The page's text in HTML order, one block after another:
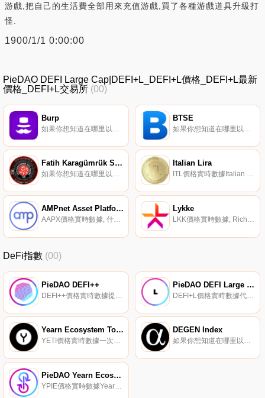
游戲,把自己的生活費全部用來充值游戲,買了各種游戲道具升級打
怪.
1900/1/1 0:00:00
PieDAO DEFI Large Cap|DEFI+L_DEFI+L價格_DEFI+L最新
價格_DEFI+L交易所 (00)
Burp BTSE
Fatih Karagümrük SK Fan Token
如果你想知道在哪里以當前價格購買Fatih Karagümrük SK Fan Token,目前交易{Fatih Karagümrük SK Fan Token]股票的頂級加密貨幣交易所是比特幣TR。您可以在我們的加密貨幣交易所頁面上找到其他列表.
Italian Lira
ITL價格實時數據Italian Lira（ITL）是一種加密貨幣,在以太坊平臺上運行。Italian Lira目前的供應量為100000000000,流通量為24999999997.800934.
AMPnet Asset Platform and Exchange
AAPX價格實時數據, 什么是AMPnet APX協議（AAPX）？AMPnet APX協議是一個去中心化和無信任的審計師系統,他們正在驗證真實世界的資產及其法律地位,以使這些真實世界的財產能夠在區塊鏈上標記化,并作為ERC-20代幣發行.
Lykke
LKK價格實時數據, Richard Olsen于2015年創立,他是高頻金融領域的先驅和深思熟慮的領導者。Lykke交易所是一家在英國注冊的法定貨幣和加密貨幣交易所,總部位于瑞士祖格.
DeFi指數 (00)
PieDAO DEFI++ PieDAO DEFI Large Cap
Yearn Ecosystem Token Index
YETI價格實時數據一次性購買8個DeFi藍籌股：獲得獎勵,參與基金管理和協議治理。
DEGEN Index
如果你想知道在哪里以當前價格購買DEGEN Index,目前交易{DEGEN Index]股票的頂級加密貨幣交易所是Uniswap（V2）。您可以在我們的加密貨幣交易所頁面上找到其他列表。DEGEN Index旨在通過具有極高增長潛力的高風險/回報新興項目（主要是DeFi行業）來尋找阿爾法.
PieDAO Yearn Ecosystem Pie
YPIE價格實時數據Yearn生態系統派（YPIE）是PieDAO；PieVaults實現,能夠直接與DeFi上的協議接觸,帶來元治理,并為每個Pie的底層資產釋放更高的生產力.